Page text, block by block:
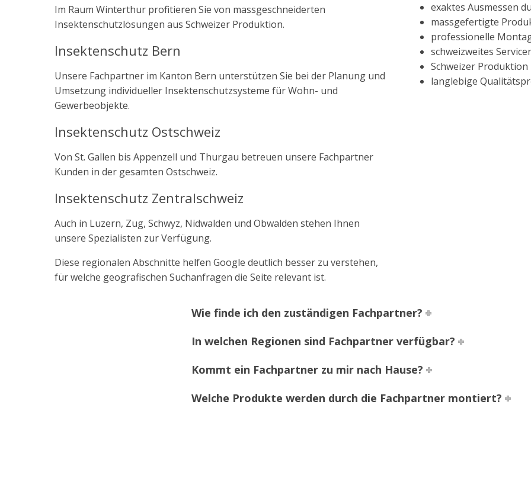
Im Raum Winterthur profitieren Sie von massgeschneiderten
Insektenschutzlösungen aus Schweizer Produktion.
Insektenschutz Bern
Unsere Fachpartner im Kanton Bern unterstützen Sie bei der Planung und
Umsetzung individueller Insektenschutzsysteme für Wohn- und
Gewerbeobjekte.
Insektenschutz Ostschweiz
Von St. Gallen bis Appenzell und Thurgau betreuen unsere Fachpartner
Kunden in der gesamten Ostschweiz.
Insektenschutz Zentralschweiz
Auch in Luzern, Zug, Schwyz, Nidwalden und Obwalden stehen Ihnen
unsere Spezialisten zur Verfügung.
Diese regionalen Abschnitte helfen Google deutlich besser zu verstehen,
für welche geografischen Suchanfragen die Seite relevant ist.
exaktes Ausmessen
massgefertigte
professionelle
schweizweites
Schweizer Produktion
langlebige
Wie finde ich den zuständigen Fachpartner?
In welchen Regionen sind Fachpartner verfügbar?
Kommt ein Fachpartner zu mir nach Hause?
Welche Produkte werden durch die Fachpartner montiert?